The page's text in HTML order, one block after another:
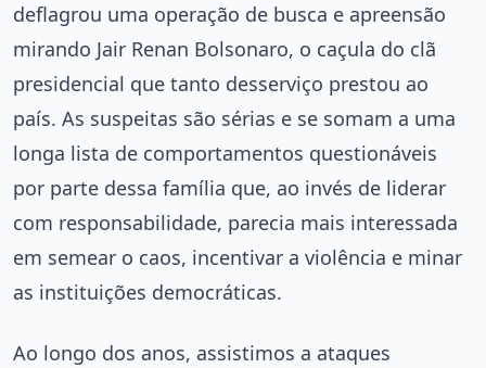
deflagrou uma operação de busca e apreensão
mirando Jair Renan Bolsonaro, o caçula do clã
presidencial que tanto desserviço prestou ao
país. As suspeitas são sérias e se somam a uma
longa lista de comportamentos questionáveis
por parte dessa família que, ao invés de liderar
com responsabilidade, parecia mais interessada
em semear o caos, incentivar a violência e minar
as instituições democráticas.
Ao longo dos anos, assistimos a ataques